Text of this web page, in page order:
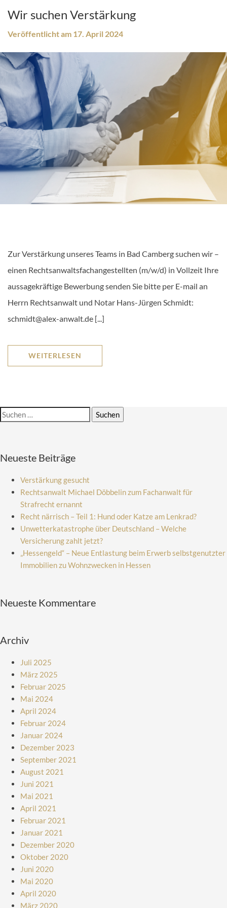
Wir suchen Verstärkung
Veröffentlicht am 17. April 2024
Zur Verstärkung unseres Teams in Bad Camberg suchen wir –
einen Rechtsanwaltsfachangestellten (m/w/d) in Vollzeit Ihre
aussagekräftige Bewerbung senden Sie bitte per E-mail an
Herrn Rechtsanwalt und Notar Hans-Jürgen Schmidt:
schmidt@alex-anwalt.de [...]
WEITERLESEN
Suchen
nach:
Neueste Beiträge
Verstärkung gesucht
Rechtsanwalt Michael Döbbelin zum Fachanwalt für
Strafrecht ernannt
Recht närrisch – Teil 1: Hund oder Katze am Lenkrad?
Unwetterkatastrophe über Deutschland – Welche
Versicherung zahlt jetzt?
„Hessengeld“ – Neue Entlastung beim Erwerb selbstgenutzter
Immobilien zu Wohnzwecken in Hessen
Neueste Kommentare
Archiv
Juli 2025
März 2025
Februar 2025
Mai 2024
April 2024
Februar 2024
Januar 2024
Dezember 2023
September 2021
August 2021
Juni 2021
Mai 2021
April 2021
Februar 2021
Januar 2021
Dezember 2020
Oktober 2020
Juni 2020
Mai 2020
April 2020
März 2020
Ihr Termin bei ALEX
Online-Checklisten Anwälte
Online-Checklisten Notare
ALEX WebAkte
Downloads
RECHTSGEBIETE
KONTAKT